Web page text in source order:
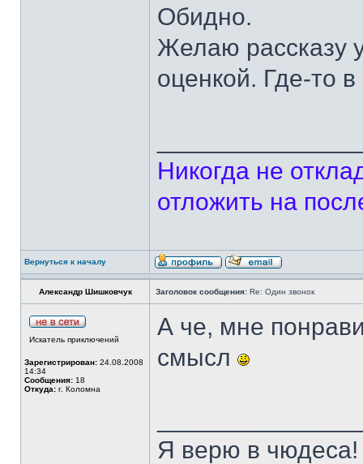
Обидно.
Желаю рассказу
оценкой. Где-то
Никогда не
отложить на
Вернуться к началу
Александр Шишковчук Заголовок сообщения: Re: Один звонок
Искатель приключений
Зарегистрирован: 24.08.2008
14:34
Сообщения: 18
Откуда: г. Коломна
А че, мне
смысл
Я верю в чюдеса!